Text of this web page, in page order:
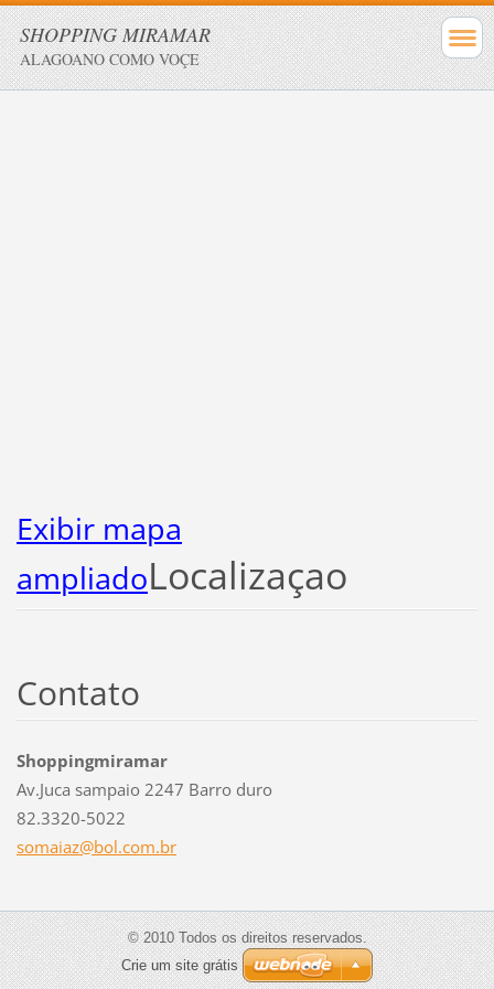
SHOPPING MIRAMAR
ALAGOANO COMO VOÇE
Exibir mapa
ampliadoLocalizaçao
Contato
Shoppingmiramar
Av.Juca sampaio 2247 Barro duro
82.3320-5022
somaiaz@bol.com.br
© 2010 Todos os direitos reservados.
Crie um site grátis